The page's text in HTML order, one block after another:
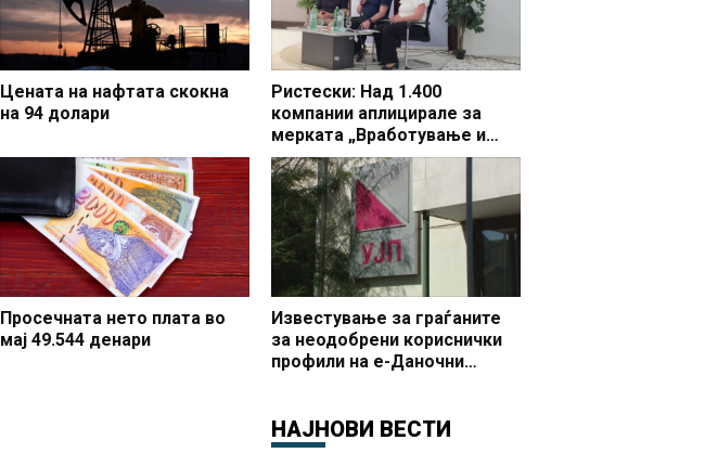
Цената на нафтата скокна
на 94 долари
Просечната нето плата во
мај 49.544 денари
Ристески: Над 1.400
компании аплицирале за
мерката „Вработување и
раст“, во Делчево 44 фирми
бараат поддршка за 65 нови
вработувања
Известување за граѓаните
за неодобрени кориснички
профили на е-Даночни
НАЈНОВИ ВЕСТИ